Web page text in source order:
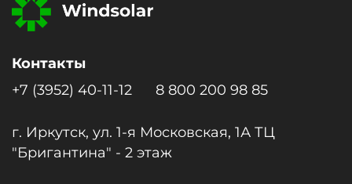
Контакты
+7 (3952) 40-11-12
8 800 200 98 85
г. Иркутск, ул. 1-я Московcкая, 1А ТЦ
"Бригантина" - 2 этаж